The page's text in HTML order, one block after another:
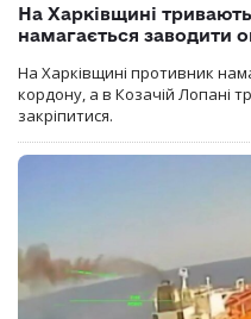
На Харківщині
намагається заводити
На Харківщині противник
кордону, а в Козачій Лопані
закріпитися.